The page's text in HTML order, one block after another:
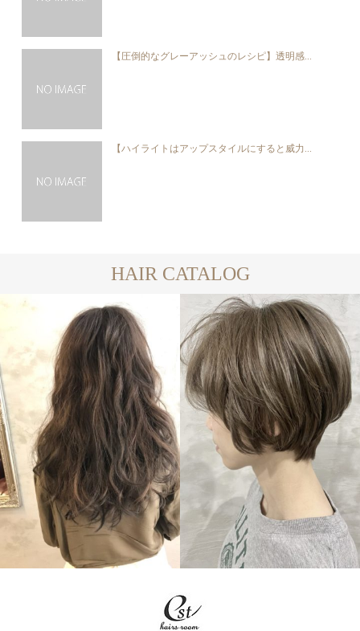
【圧倒的なグレーアッシュのレシピ】透明感...
【ハイライトはアップスタイルにすると威力...
HAIR CATALOG
LONG